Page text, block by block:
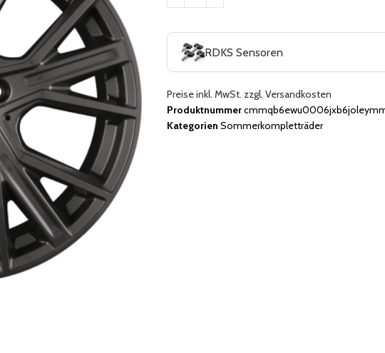
RDKS Sensoren
Preise inkl. MwSt. zzgl. Versandkosten
Produktnummer
Kategorien Sommerkompletträder